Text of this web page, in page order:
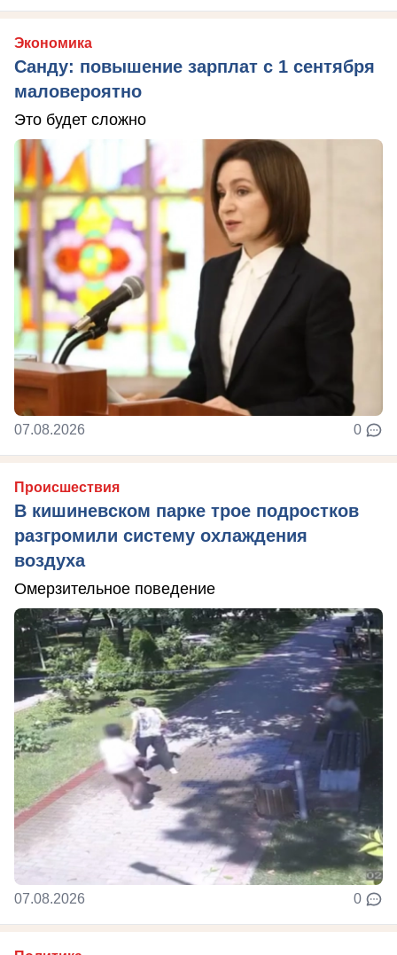
Экономика
Санду: повышение зарплат с 1 сентября
маловероятно
Это будет сложно
07.08.2026 0
Происшествия
В кишиневском парке трое подростков
разгромили систему охлаждения
воздуха
Омерзительное поведение
07.08.2026 0